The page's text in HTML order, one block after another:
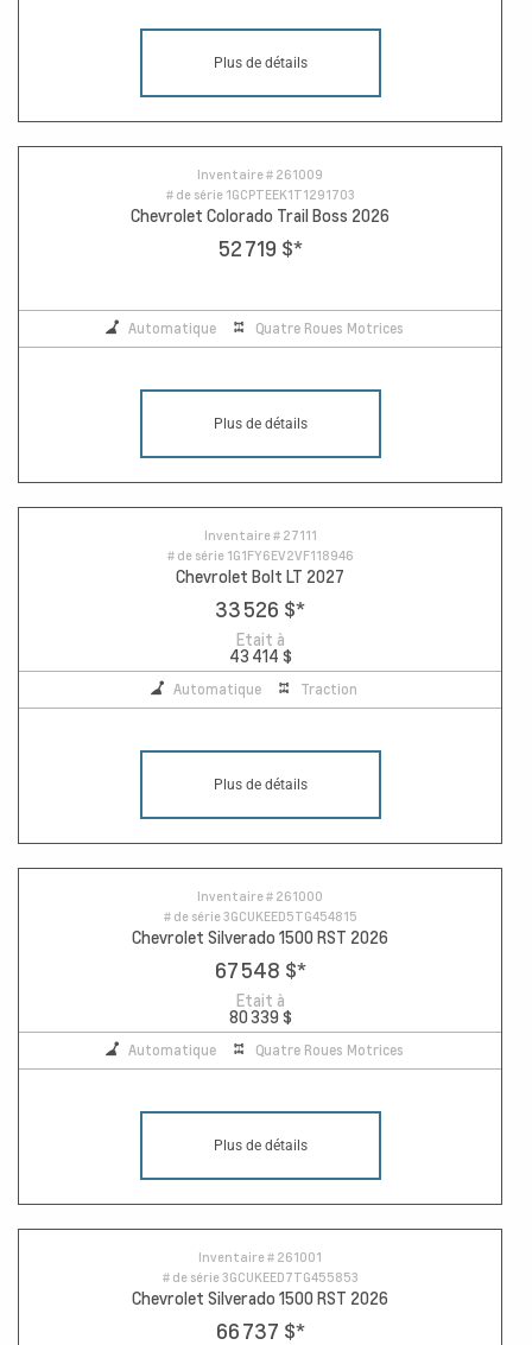
Plus de détails
Inventaire # 261009
# de série 1GCPTEEK1T1291703
Chevrolet Colorado Trail Boss 2026
52 719 $*
Automatique Quatre Roues Motrices
Plus de détails
Inventaire # 27111
# de série 1G1FY6EV2VF118946
Chevrolet Bolt LT 2027
33 526 $*
Etait à
43 414 $
Automatique Traction
Plus de détails
Inventaire # 261000
# de série3GCUKEED5TG454815
Chevrolet Silverado 1500 RST 2026
67 548 $*
Etait à
80 339 $
Automatique Quatre Roues Motrices
Plus de détails
Inventaire # 261001
# de série3GCUKEED7TG455853
Chevrolet Silverado 1500 RST 2026
66 737 $*